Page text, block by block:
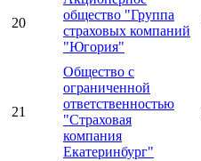
20
общество "Группа
страховых компаний
"Югория"
21
Общество с
ограниченной
ответственностью
"Страховая
компания
Екатеринбург"